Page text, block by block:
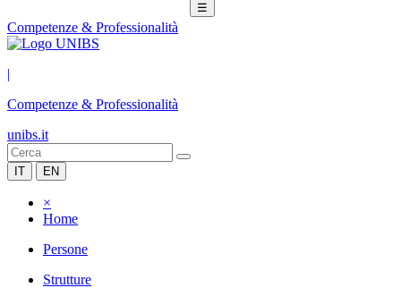
☰
Competenze & Professionalità
|
Competenze & Professionalità
unibs.it
IT EN
×
Home
Persone
Strutture